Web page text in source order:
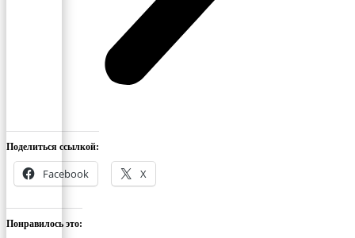
Поделиться ссылкой:
Facebook X
Понравилось это: